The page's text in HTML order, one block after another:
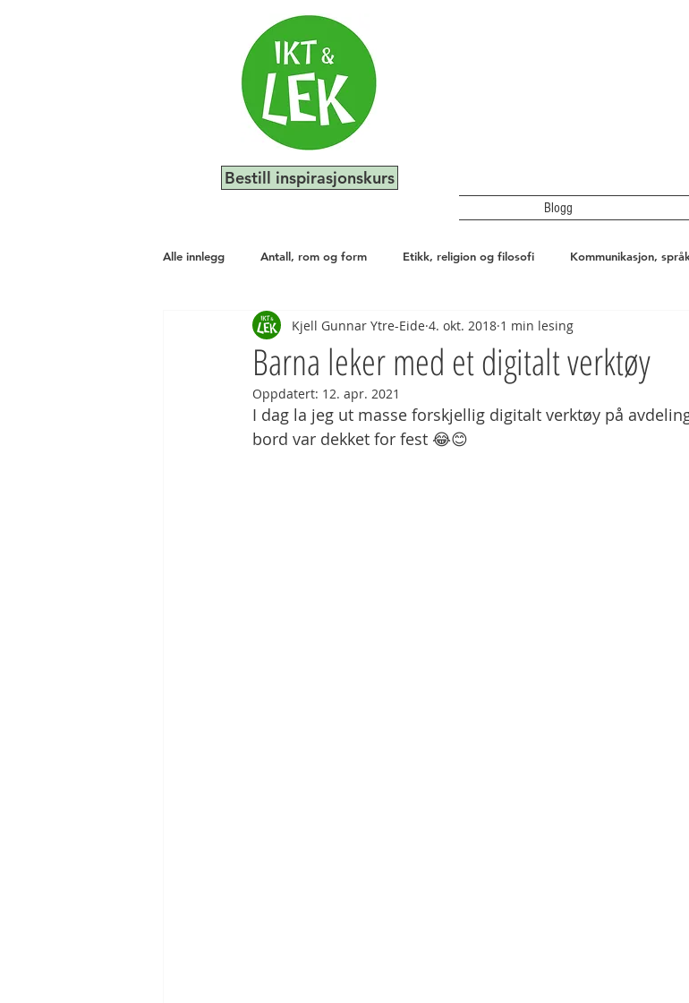
Bestill inspirasjonskurs
Blogg
Alle innlegg Antall, rom og form Etikk, religion og filosofi Kommunikasjon,
Kunst, kultur og kreativitet Natur, miljø og teknologi Nærmiljø og samfunn
Barna leker med et digitalt verktøy
Kjell Gunnar Ytre-Eide 4. okt. 2018 1 min lesing
Oppdatert: 12. apr. 2021
I dag la jeg ut masse forskjellig digitalt verktøy på
bord var dekket for fest 😂😊